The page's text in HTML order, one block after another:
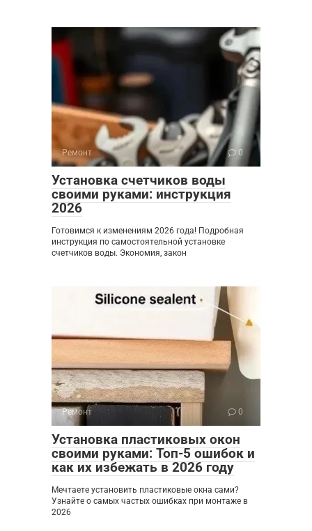
Ремонт 0
Установка счетчиков воды
своими руками: инструкция
2026
Готовимся к изменениям 2026 года! Подробная
инструкция по самостоятельной установке
счетчиков воды. Экономия, закон
Ремонт 0
Установка пластиковых окон
своими руками: Топ-5 ошибок и
как их избежать в 2026 году
Мечтаете установить пластиковые окна сами?
Узнайте о самых частых ошибках при монтаже в
2026